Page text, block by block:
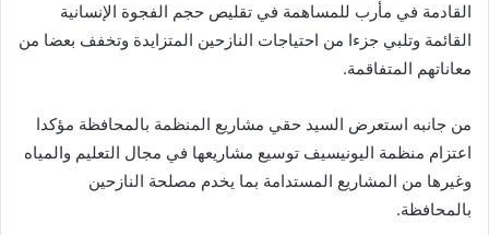
القادمة في مأرب للمساهمة في تقليص حجم الفجوة الإنسانية
القائمة وتلبي جزءا من احتياجات النازحين المتزايدة وتخفف بعضا من
معاناتهم المتفاقمة.
من جانبه استعرض السيد حقي مشاريع المنظمة بالمحافظة مؤكدا
اعتزام منظمة اليونيسيف توسيع مشاريعها في مجال التعليم والمياه
وغيرها من المشاريع المستدامة بما يخدم مصلحة النازحين
بالمحافظة.